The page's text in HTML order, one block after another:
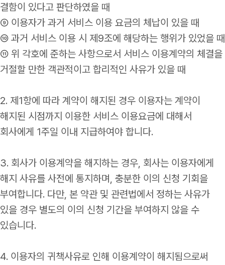
결함이 있다고 판단하였을 때
⑨ 이용자가 과거 서비스 이용 요금의 체납이 있을 때
⑩ 과거 서비스 이용 시 제9조에 해당하는 행위가 있었을 때
⑪ 위 각호에 준하는 사항으로서 서비스 이용계약의 체결을
거절할 만한 객관적이고 합리적인 사유가 있을 때
2. 제1항에 따라 계약이 해지된 경우 이용자는 계약이
해지된 시점까지 이용한 서비스 이용요금에 대해서
회사에게 1주일 이내 지급하여야 합니다.
3. 회사가 이용계약을 해지하는 경우, 회사는 이용자에게
해지 사유를 사전에 통지하며, 충분한 이의 신청 기회을
부여합니다. 다만, 본 약관 및 관련법에서 정하는 사유가
있을 경우 별도의 이의 신청 기간을 부여하지 않을 수
있습니다.
4. 이용자의 귀책사유로 인해 이용계약이 해지됨으로써